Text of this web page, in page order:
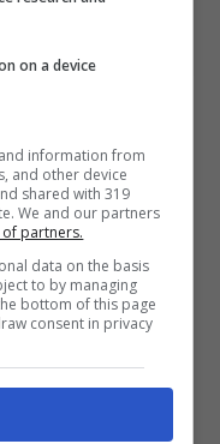
a 1.000€
a 50€
on a device
information from
and other device
shared with 319
We and our partners
of partners.
data on the basis
to by managing
bottom of this page
consent in privacy